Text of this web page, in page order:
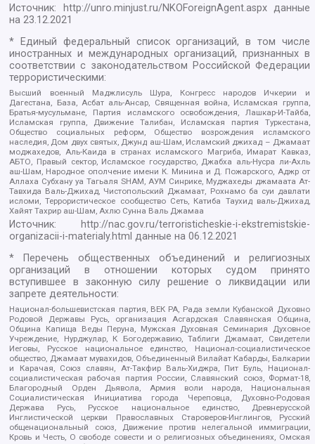
Источник: http://unro.minjust.ru/NKOForeignAgent.aspxданные
на23.12.2021
* Единый федеральный список организаций, в том числе
иностранных и международных организаций, признанных в
соответствии с законодательством Российской Федерации
террористическими:
Высший военный Маджлисуль Шура, Конгресс народов Ичкерии и
Дагестана, База, Асбат аль-Ансар, Священная война, Исламская группа,
Братья-мусульмане, Партия исламского освобождения, Лашкар-И-Тайба,
Исламская группа, Движение Талибан, Исламская партия Туркестана,
Общество социальных реформ, Общество возрождения исламского
наследия, Дом двух святых, Джунд аш-Шам, Исламский джихад – Джамаат
моджахедов, Аль-Каида в странах исламского Магриба, Имарат Кавказ,
АБТО, Правый сектор, Исламское государство, Джабха аль-Нусра ли-Ахль
аш-Шам, Народное ополчение имени К. Минина и Д. Пожарского, Аджр от
Аллаха Субхану уа Тагьаля SHAM, АУМ Синрике, Муджахеды джамаата Ат-
Тавхида Валь-Джихад, Чистопольский Джамаат, Рохнамо ба суи давлати
исломи, Террористическое сообщество Сеть, Катиба Таухид валь-Джихад,
Хайят Тахрир аш-Шам, Ахлю Сунна Валь Джамаа
Источник:
http://nac.gov.ru/terroristicheskie-i-ekstremistskie-
organizacii-i-materialy.html данные на06.12.2021
* Перечень общественных объединений и религиозных
организаций в отношении которых судом принято
вступившее в законную силу решение о ликвидации или
запрете деятельности:
Национал-большевистская партия, ВЕК РА, Рада земли Кубанской Духовно
Родовой Державы Русь, организация Асгардская Славянская Община,
Община Капища Веды Перуна, Мужская Духовная Семинария Духовное
Учреждение, Нурджулар, К Богодержавию, Таблиги Джамаат, Свидетели
Иеговы, Русское национальное единство, Национал-социалистическое
общество, Джамаат мувахидов, Объединенный Вилайат Кабарды, Балкарии
и Карачая, Союз славян, Ат-Такфир Валь-Хиджра, Пит Буль, Национал-
социалистическая рабочая партия России, Славянский союз, Формат-18,
Благородный Орден Дьявола, Армия воли народа, Национальная
Социалистическая Инициатива города Череповца, Духовно-Родовая
Держава Русь, Русское национальное единство, Древнерусской
Инглистической церкви Православных Староверов-Инглингов, Русский
общенациональный союз, Движение против нелегальной иммиграции,
Кровь и Честь, О свободе совести и о религиозных объединениях, Омская